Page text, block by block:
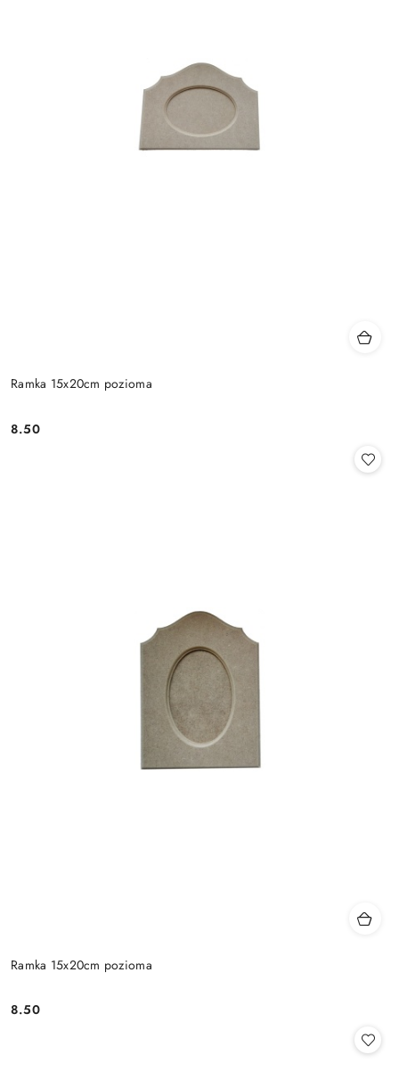
Ramka 15x20cm pozioma
Cena:
8.50
Ramka 15x20cm pozioma
Cena:
8.50